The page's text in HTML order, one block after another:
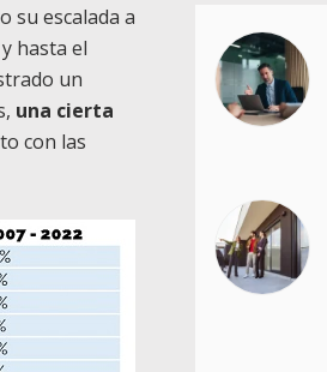
su escalada a
hasta el
un
una cierta
con las